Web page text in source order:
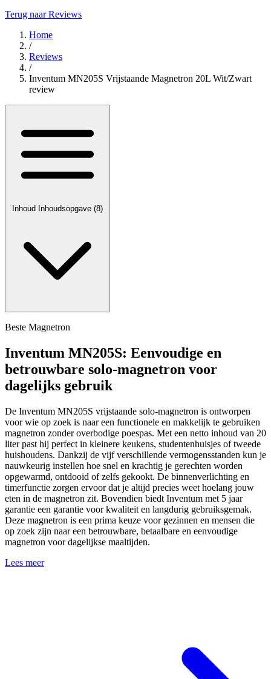
Terug naar Reviews
Home
/
Reviews
/
Inventum MN205S Vrijstaande Magnetron 20L Wit/Zwart
review
Inhoud Inhoudsopgave (8)
Beste Magnetron
Inventum MN205S: Eenvoudige en
betrouwbare solo-magnetron voor
dagelijks gebruik
De Inventum MN205S vrijstaande solo-magnetron is ontworpen
voor wie op zoek is naar een functionele en makkelijk te gebruiken
magnetron zonder overbodige poespas. Met een netto inhoud van 20
liter past hij perfect in kleinere keukens, studentenhuisjes of tweede
huishoudens. Dankzij de vijf verschillende vermogensstanden kun je
nauwkeurig instellen hoe snel en krachtig je gerechten worden
opgewarmd, ontdooid of zelfs gekookt. De binnenverlichting en
timerfunctie zorgen ervoor dat je altijd precies weet hoelang jouw
eten in de magnetron zit. Bovendien biedt Inventum met 5 jaar
garantie een garantie voor kwaliteit en langdurig gebruiksgemak.
Deze magnetron is een prima keuze voor gezinnen en mensen die
op zoek zijn naar een betrouwbare, betaalbare en eenvoudige
magnetron voor dagelijkse maaltijden.
Lees meer